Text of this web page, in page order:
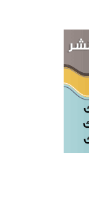
أزناكاييف